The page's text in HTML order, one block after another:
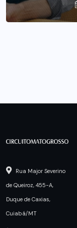
Rua Major Severino
de Queiroz, 455-A,
Duque de Caxias,
Cuiabá/MT